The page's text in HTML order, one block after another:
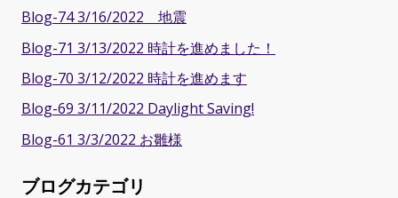
Blog-74 3/16/2022 地震
Blog-71 3/13/2022 時計を進めました！
Blog-70 3/12/2022 時計を進めます
Blog-69 3/11/2022 Daylight Saving!
Blog-61 3/3/2022 お雛様
ブログカテゴリ